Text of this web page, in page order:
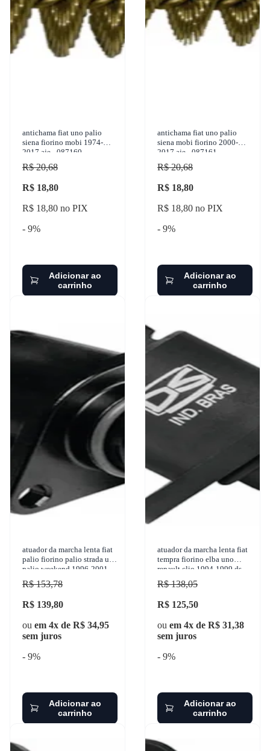
antichama fiat uno palio
siena fiorino mobi 1974-
2017 aje - 087160
R$ 20,68
R$ 18,80
R$ 18,80 no PIX
- 9%
Adicionar ao
carrinho
antichama fiat uno palio
siena mobi fiorino 2000-
2017 aje - 087161
R$ 20,68
R$ 18,80
R$ 18,80 no PIX
- 9%
Adicionar ao
carrinho
atuador da marcha lenta fiat
palio fiorino palio strada uno
palio weekend 1996-2001
continental - atu02001r
R$ 153,78
R$ 139,80
ou em 4x de R$ 34,95
sem juros
- 9%
Adicionar ao
carrinho
atuador da marcha lenta fiat
tempra fiorino elba uno
renault clio 1994-1999 ds -
1603
R$ 138,05
R$ 125,50
ou em 4x de R$ 31,38
sem juros
- 9%
Adicionar ao
carrinho